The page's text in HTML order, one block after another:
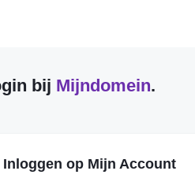
bij Mijndomein.
Inloggen op Mijn Account